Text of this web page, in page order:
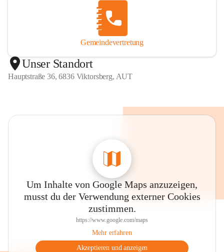
Gemeindevertretung
Unser Standort
Hauptstraße 36, 6836 Viktorsberg, AUT
Um Inhalte von Google Maps anzuzeigen,
musst du der Verwendung externer Cookies
zustimmen.
https://www.google.com/maps
Mehr erfahren
Akzeptieren und anzeigen